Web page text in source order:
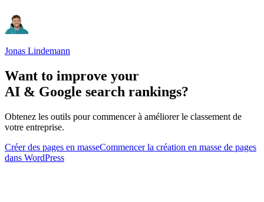
Jonas Lindemann
Want to improve your
AI & Google search rankings?
Obtenez les outils pour commencer à améliorer le classement de
votre entreprise.
Créer des pages en masseCommencer la création en masse de pages
dans WordPress